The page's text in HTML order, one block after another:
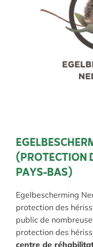
(PROTECTION
PAYS-BAS)
Egelbescherming
protection des
public de
protection des
centre de